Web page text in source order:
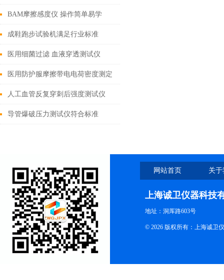
护装备的关键工具
BAM摩擦感度仪 操作简单易学
成鞋跑步试验机满足行业标准
医用细菌过滤 血液穿透测试仪
医用防护服摩擦带电电荷密度测定
仪品牌
人工血管反复穿刺后强度测试仪
导管爆破压力测试仪符合标准
网站首页 关
上海诚卫仪器科技
地址：洞厍路603号
© 2026 版权所有：上海诚卫